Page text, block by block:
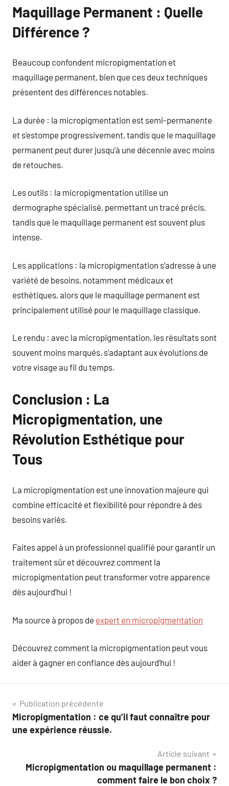
Maquillage Permanent : Quelle
Différence ?
Beaucoup confondent micropigmentation et
maquillage permanent, bien que ces deux techniques
présentent des différences notables.
La durée : la micropigmentation est semi-permanente
et s’estompe progressivement, tandis que le maquillage
permanent peut durer jusqu’à une décennie avec moins
de retouches.
Les outils : la micropigmentation utilise un
dermographe spécialisé, permettant un tracé précis,
tandis que le maquillage permanent est souvent plus
intense.
Les applications : la micropigmentation s’adresse à une
variété de besoins, notamment médicaux et
esthétiques, alors que le maquillage permanent est
principalement utilisé pour le maquillage classique.
Le rendu : avec la micropigmentation, les résultats sont
souvent moins marqués, s’adaptant aux évolutions de
votre visage au fil du temps.
Conclusion : La
Micropigmentation, une
Révolution Esthétique pour
Tous
La micropigmentation est une innovation majeure qui
combine efficacité et flexibilité pour répondre à des
besoins variés.
Faites appel à un professionnel qualifié pour garantir un
traitement sûr et découvrez comment la
micropigmentation peut transformer votre apparence
dès aujourd’hui !
Ma source à propos de expert en micropigmentation
Découvrez comment la micropigmentation peut vous
aider à gagner en confiance dès aujourd’hui !
Navigation
de
Publication précédente
Micropigmentation : ce qu’il faut connaître pour
une expérience réussie.
Article suivant
Micropigmentation ou maquillage permanent :
comment faire le bon choix ?